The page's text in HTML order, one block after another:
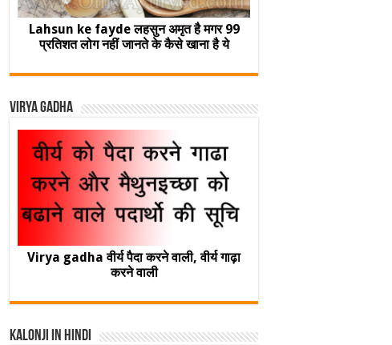
Lahsun ke fayde लहसुन अमृत है मगर 99
प्रतिशत लोग नहीं जानते के कैसे खाना है ये
Virya Gadha
Virya gadha वीर्य पैदा करने वाली, वीर्य गाढ़ा
करने वाली
Kalonji In Hindi